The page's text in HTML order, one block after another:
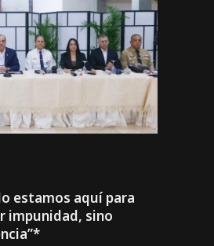
estamos aquí para
impunidad, sino